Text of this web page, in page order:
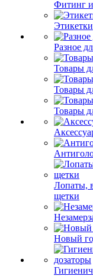
Фитинг
Этикетки
Разное
Товары
Товары
Товары
Лопаты,
щетки
Новый